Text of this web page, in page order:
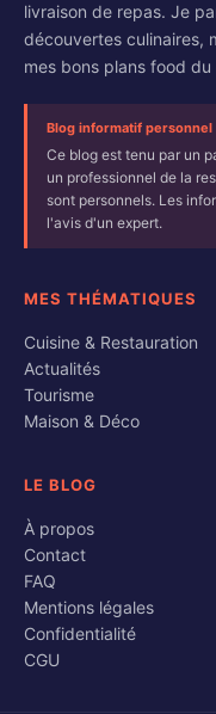
livraison de repas. Je
découvertes culinaires,
mes bons plans food
Blog informatif personnel
Ce blog est tenu par un
un professionnel de la
sont personnels. Les
l'avis d'un expert.
MES THÉMATIQUES
Cuisine & Restauration
Actualités
Tourisme
Maison & Déco
LE BLOG
À propos
Contact
FAQ
Mentions légales
Confidentialité
CGU